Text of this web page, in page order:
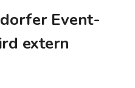
Event-
extern